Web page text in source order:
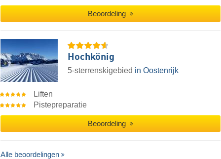
Beoordeling
Hochkönig
5-sterrenskigebied in Oostenrijk
Liften
Pistepreparatie
Beoordeling
Alle beoordelingen